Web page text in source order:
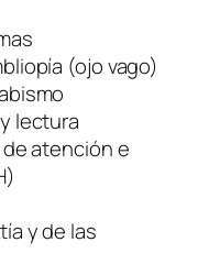
(ojo vago)
lectura
atención e
y de las